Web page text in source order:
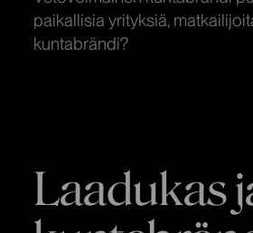
paikallisia yrityksiä,
kuntabrändi?
Laadukas